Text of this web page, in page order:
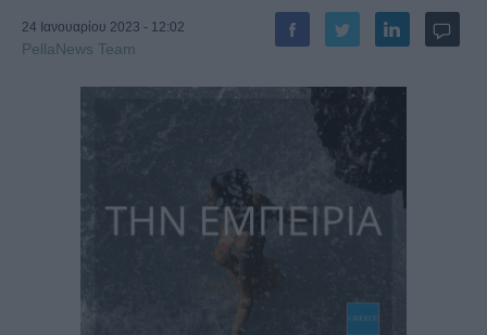
24 Ιανουαρίου 2023 - 12:02
PellaNews Team